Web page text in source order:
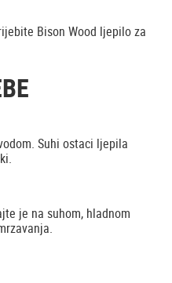
Bison Wood ljepilo za
Suhi ostaci ljepila
je na suhom, hladnom